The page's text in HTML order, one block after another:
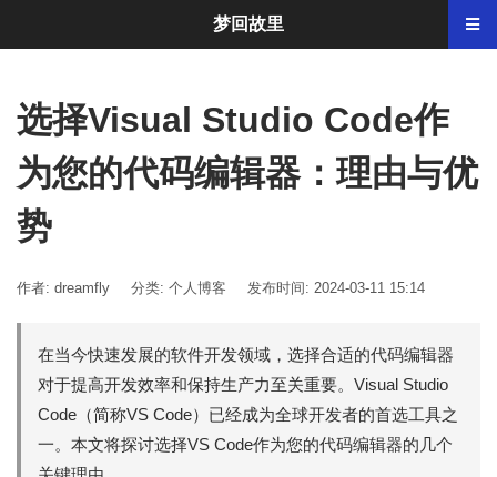
选择Visual Studio Code作
为您的代码编辑器：理由与优
势
作者: dreamfly 分类: 个人博客 发布时间: 2024-03-11 15:14
在当今快速发展的软件开发领域，选择合适的代码编辑器
对于提高开发效率和保持生产力至关重要。Visual Studio
Code（简称VS Code）已经成为全球开发者的首选工具之
一。本文将探讨选择VS Code作为您的代码编辑器的几个
梦回故里